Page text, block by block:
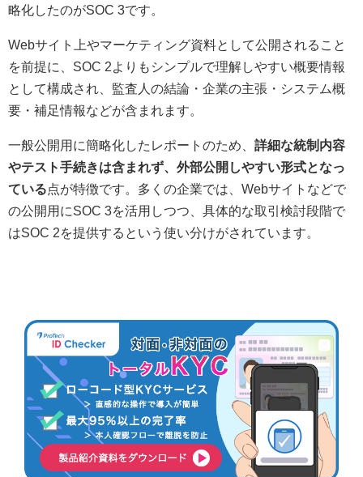
略化したのがSOC 3です。
Webサイト上やマーケティング資料として公開されること
を前提に、SOC 2よりもシンプルで理解しやすい概要情報
として構成され、監査人の結論・企業の主張・システム概
要・補足情報などが含まれます。
一般公開用に簡略化したレポートのため、 詳細な統制内容
やテスト手続きは含まれず、外部公開しやすい形式となっ
ている点が特徴です。多くの企業では、Webサイトなどで
の公開用にSOC 3を活用しつつ、具体的な取引検討段階で
はSOC 2を提供するという使い分けがされています。